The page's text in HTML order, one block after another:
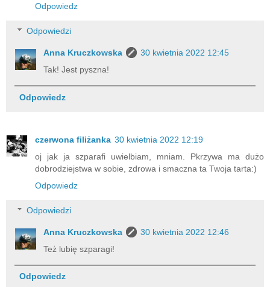
Odpowiedz
Odpowiedzi
Anna Kruczkowska
30 kwietnia 2022 12:45
Tak! Jest pyszna!
Odpowiedz
czerwona filiżanka 30 kwietnia 2022 12:19
oj jak ja szparafi uwielbiam, mniam. Pkrzywa ma dużo
dobrodziejstwa w sobie, zdrowa i smaczna ta Twoja tarta:)
Odpowiedz
Odpowiedzi
Anna Kruczkowska
30 kwietnia 2022 12:46
Też lubię szparagi!
Odpowiedz